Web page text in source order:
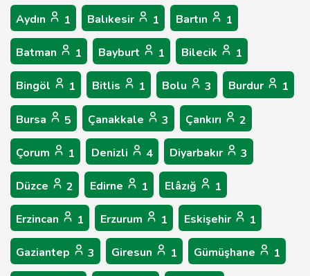
Aydın 1 Balıkesir 1 Bartın 1
Batman 1 Bayburt 1 Bilecik 1
Bingöl 1 Bitlis 1 Bolu 3 Burdur 1
Bursa 5 Çanakkale 3 Çankırı 2
Çorum 1 Denizli 4 Diyarbakır 3
Düzce 2 Edirne 1 Elâzığ 1
Erzincan 1 Erzurum 1 Eskişehir 1
Gaziantep 3 Giresun 1 Gümüşhane 1